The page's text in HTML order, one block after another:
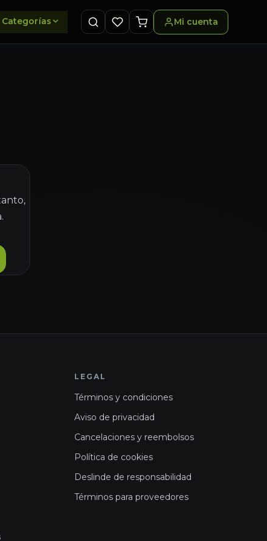
Categorías Mi cuenta
LEGAL
Términos y condiciones
Aviso de privacidad
Cancelaciones y reembolsos
Política de cookies
Deslinde de responsabilidad
Términos para proveedores